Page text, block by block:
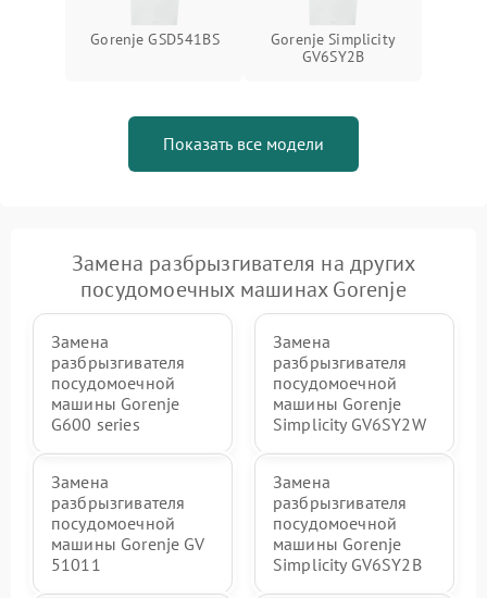
Gorenje GSD541BS
Gorenje Simplicity
GV6SY2B
Показать все модели
Замена разбрызгивателя на других
посудомоечных машинах Gorenje
Замена
разбрызгивателя
посудомоечной
машины Gorenje
G600 series
Замена
разбрызгивателя
посудомоечной
машины Gorenje
Simplicity GV6SY2W
Замена
разбрызгивателя
посудомоечной
машины Gorenje GV
51011
Замена
разбрызгивателя
посудомоечной
машины Gorenje
Simplicity GV6SY2B